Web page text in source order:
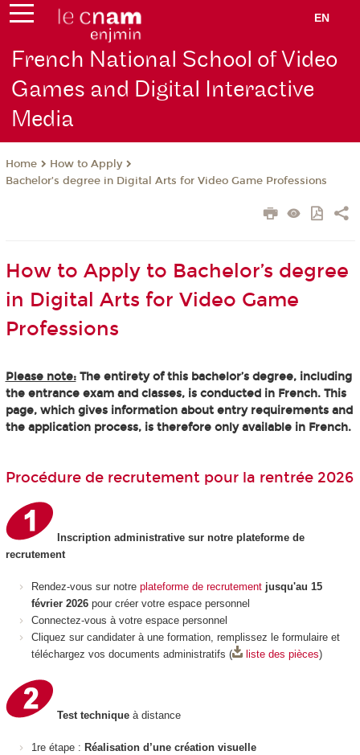
EN
French National School of Video
Games and Digital Interactive
Media
Home
How to Apply
Bachelor’s degree in Digital Arts for Video Game Professions
How to Apply to Bachelor’s degree
in Digital Arts for Video Game
Professions
Please note:The entirety of this bachelor’s degree, including
the entrance exam and classes, is conducted in French. This
page, which gives information about entry requirements and
the application process, is therefore only available in French.
Procédure de recrutement pour la rentrée 2026
Inscription administrative sur notre plateforme de
recrutement
Rendez-vous sur notre plateforme de recrutement jusqu'au 15
février 2026 pour créer votre espace personnel
Connectez-vous à votre espace personnel
Cliquez sur candidater à une formation, remplissez le formulaire et
téléchargez vos documents administratifs (
liste des pièces)
Test techniqueà distance
1re étape : Réalisation d’une création visuelle